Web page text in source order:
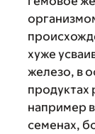
хуже
железо, в
продуктах
например
семенах,